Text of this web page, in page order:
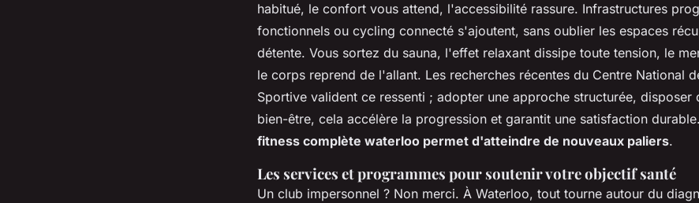
habitué, le confort vous attend, l'accessibilité rassure. Infrastructures
fonctionnels ou cycling connecté s'ajoutent, sans oublier les espaces
détente. Vous sortez du sauna, l'effet relaxant dissipe toute tension, le
le corps reprend de l'allant. Les recherches récentes du Centre National
Sportive valident ce ressenti ; adopter une approche structurée, disposer
bien-être, cela accélère la progression et garantit une satisfaction durable.
fitness complète waterloo permet d'atteindre de nouveaux paliers.
Les services et programmes pour soutenir votre objectif santé
Un club impersonnel ? Non merci. À Waterloo, tout tourne autour du